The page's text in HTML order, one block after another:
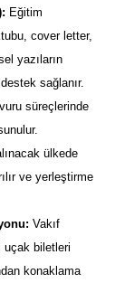
Eğitim
cover letter,
yazıların
sağlanır.
süreçlerinde
ülkede
ve yerleştirme
Vakıf
uçak biletleri
konaklama